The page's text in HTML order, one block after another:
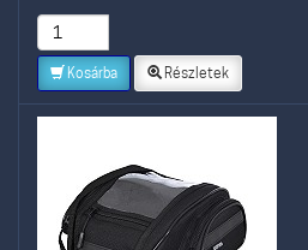
Kosárba Részletek